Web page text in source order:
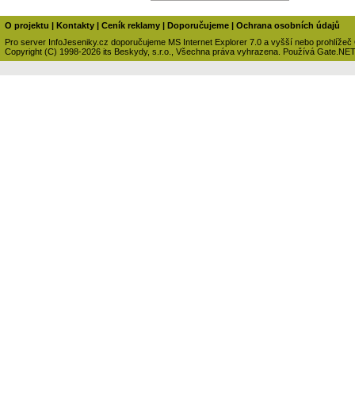
O projektu | Kontakty | Ceník reklamy | Doporučujeme | Ochrana osobních údajů
Pro server InfoJeseniky.cz doporučujeme MS Internet Explorer 7.0 a vyšší nebo prohlížeč
Copyright (C) 1998-2026 its Beskydy, s.r.o., Všechna práva vyhrazena. Používá